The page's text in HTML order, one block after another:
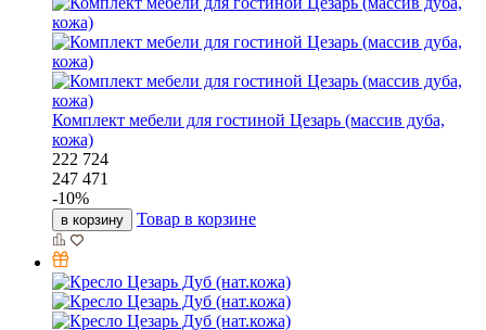
Комплект мебели для гостиной Цезарь (массив дуба,
кожа)
222 724
247 471
-10%
в корзину Товар в корзине